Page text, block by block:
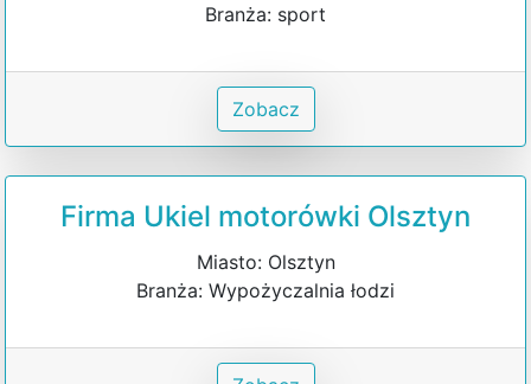
Branża: sport
Zobacz
Firma Ukiel motorówki Olsztyn
Miasto: Olsztyn
Branża: Wypożyczalnia łodzi